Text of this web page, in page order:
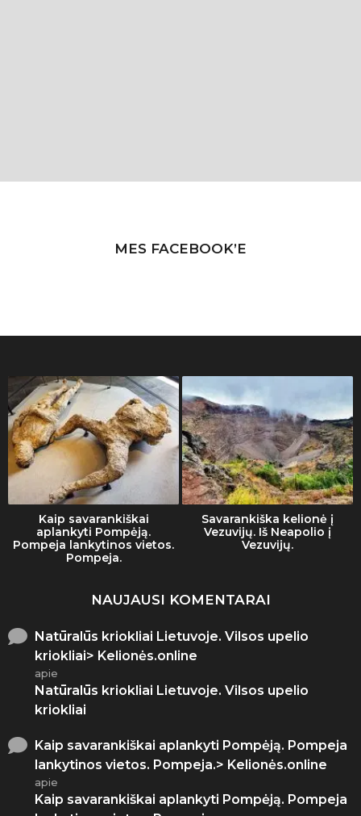
MES FACEBOOK’E
Kaip savarankiškai
aplankyti Pompėją.
Pompeja lankytinos vietos.
Pompeja.
Savarankiška kelionė į
Vezuvijų. Iš Neapolio į
Vezuvijų.
NAUJAUSI KOMENTARAI
Natūralūs kriokliai Lietuvoje. Vilsos upelio
kriokliai> Kelionės.online
apie
Natūralūs kriokliai Lietuvoje. Vilsos upelio
kriokliai
Kaip savarankiškai aplankyti Pompėją. Pompeja
lankytinos vietos. Pompeja.> Kelionės.online
apie
Kaip savarankiškai aplankyti Pompėją. Pompeja